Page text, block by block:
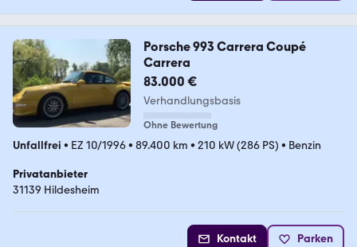
Porsche 993 Carrera Coupé
Carrera
83.000 €
Verhandlungsbasis
Ohne Bewertung
Unfallfrei • EZ 10/1996• 89.400 km • 210 kW (286 PS) • Benzin
Privatanbieter
31139 Hildesheim
Kontakt Parken